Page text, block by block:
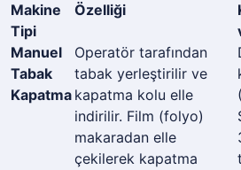
Makine
Tipi
Özelliği
Manuel
Tabak
Kapatma
Operatör tarafından
tabak yerleştirilir ve
kapatma kolu elle
indirilir. Film (folyo)
makaradan elle
çekilerek kapatma